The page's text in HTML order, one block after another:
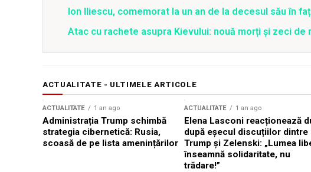
Ion Iliescu, comemorat la un an de la decesul său în
Atac cu rachete asupra Kievului: nouă morți și zeci
ACTUALITATE - ULTIMELE ARTICOLE
ACTUALITATE 1 an ago
Administrația Trump schimbă
strategia cibernetică: Rusia,
scoasă de pe lista amenințărilor
ACTUALITATE 1 an ago
Elena Lasconi reacționează
după eșecul discuțiilor dintre
Trump și Zelenski: „Lumea
înseamnă solidaritate, nu
trădare!”